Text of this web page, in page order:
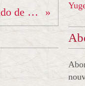
Cycle Judo de l'école St Joseph